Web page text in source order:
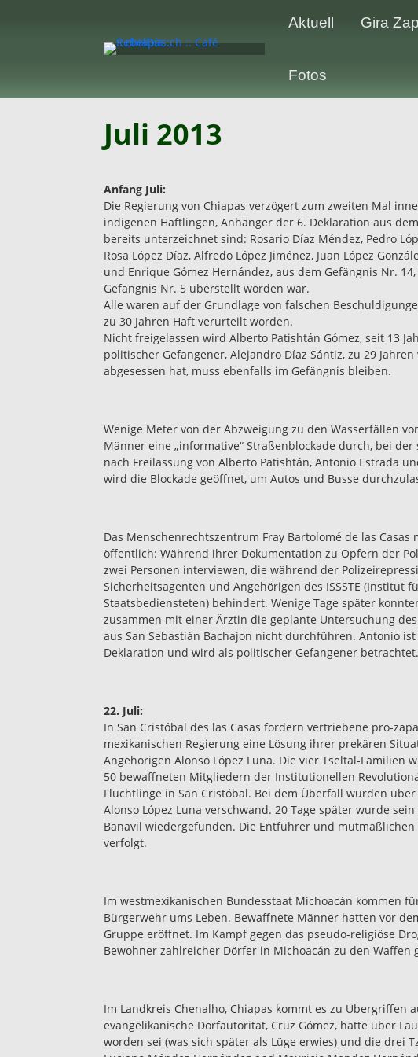
Aktuell Gira
Fotos
Juli 2013
Anfang Juli:
Die Regierung von Chiapas verzögert zum zweiten Mal
indigenen Häftlingen, Anhänger der 6. Deklaration aus
bereits unterzeichnet sind: Rosario Díaz Méndez, Pedro
Rosa López Díaz, Alfredo López Jiménez, Juan López
und Enrique Gómez Hernández, aus dem Gefängnis Nr.
Gefängnis Nr. 5 überstellt worden war.
Alle waren auf der Grundlage von falschen
zu 30 Jahren Haft verurteilt worden.
Nicht freigelassen wird Alberto Patishtán Gómez, seit 13
politischer Gefangener, Alejandro Díaz Sántiz, zu 29
abgesessen hat, muss ebenfalls im Gefängnis bleiben.
Wenige Meter von der Abzweigung zu den Wasserfällen
Männer eine „informative“ Straßenblockade durch, bei
nach Freilassung von Alberto Patishtán, Antonio Estrada
wird die Blockade geöffnet, um Autos und Busse
Das Menschenrechtszentrum Fray Bartolomé de las
öffentlich: Während ihrer Dokumentation zu Opfern der
zwei Personen interviewen, die während der
Sicherheitsagenten und Angehörigen des ISSSTE (Institut
Staatsbediensteten) behindert. Wenige Tage später
zusammen mit einer Ärztin die geplante Untersuchung
aus San Sebastián Bachajon nicht durchführen. Antonio
Deklaration und wird als politischer Gefangener betrachtet.
22. Juli:
In San Cristóbal des las Casas fordern vertriebene pro-
mexikanischen Regierung eine Lösung ihrer prekären
Angehörigen Alonso López Luna. Die vier Tseltal-
50 bewaffneten Mitgliedern der Institutionellen
Flüchtlinge in San Cristóbal. Bei dem Überfall wurden
Alonso López Luna verschwand. 20 Tage später wurde
Banavil wiedergefunden. Die Entführer und
verfolgt.
Im westmexikanischen Bundesstaat Michoacán kommen
Bürgerwehr ums Leben. Bewaffnete Männer hatten vor
Gruppe eröffnet. Im Kampf gegen das pseudo-religiöse
Bewohner zahlreicher Dörfer in Michoacán zu den
Im Landkreis Chenalho, Chiapas kommt es zu Übergriffen
evangelikanische Dorfautorität, Cruz Gómez, hatte über
worden sei (was sich später als Lüge erwies) und die drei